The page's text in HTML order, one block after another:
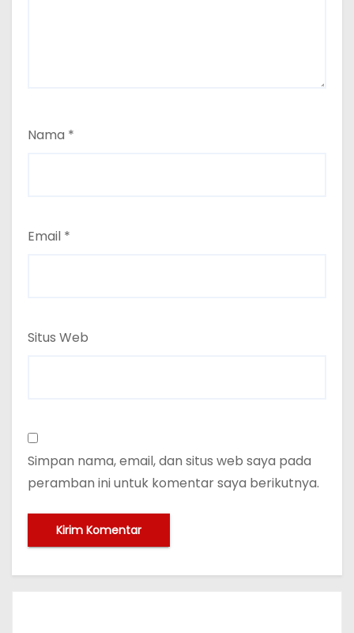
Nama *
Email *
Situs Web
Simpan nama, email, dan situs web saya pada
peramban ini untuk komentar saya berikutnya.